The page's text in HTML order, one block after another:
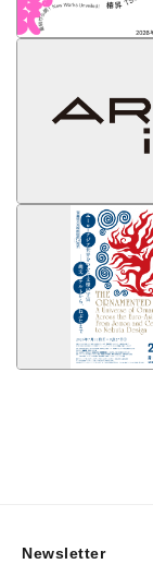
Newsletter